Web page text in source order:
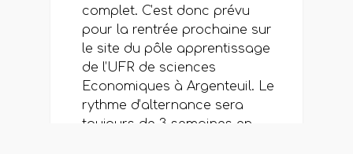
complet. C’est donc prévu
pour la rentrée prochaine sur
le site du pôle apprentissage
de l’UFR de sciences
Economiques à Argenteuil. Le
rythme d’alternance sera
toujours de 3 semaines en